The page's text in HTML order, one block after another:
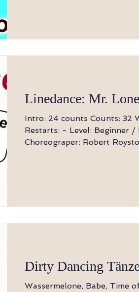
Linedance: Mr.
Intro: 24 counts Counts: 32
Restarts: - Level: Beginner /
Choreograper: Robert
Dirty Dancing
Wassermelone, Babe, Time of my life = Dirty